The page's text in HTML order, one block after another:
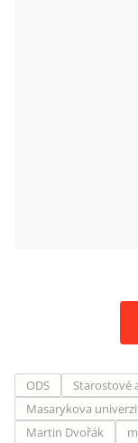
ODS Starostové
Masarykova
Martin Dvořák